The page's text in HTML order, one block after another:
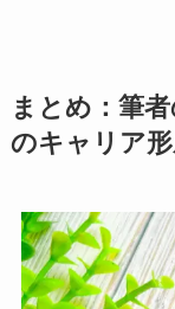
まとめ：筆
のキャリア